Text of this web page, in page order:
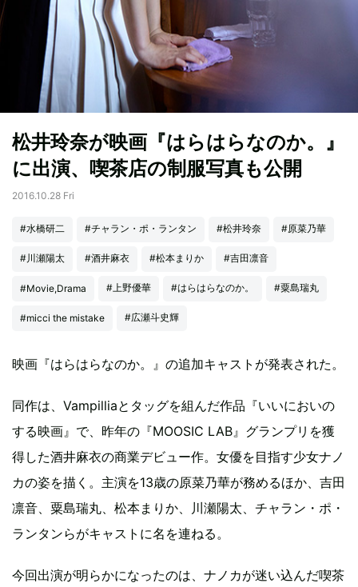
松井玲奈が映画『はらはらなのか。』
に出演、喫茶店の制服写真も公開
2016.10.28 Fri
#水橋研二 #チャラン・ポ・ランタン #松井玲奈 #原菜乃華
#川瀬陽太 #酒井麻衣 #松本まりか #吉田凛音
#Movie,Drama #上野優華 #はらはらなのか。 #粟島瑞丸
#micci the mistake #広瀬斗史輝
映画『はらはらなのか。』の追加キャストが発表された。
同作は、Vampilliaとタッグを組んだ作品『いいにおいの
する映画』で、昨年の『MOOSIC LAB』グランプリを獲
得した酒井麻衣の商業デビュー作。女優を目指す少女ナノ
カの姿を描く。主演を13歳の原菜乃華が務めるほか、吉田
凛音、粟島瑞丸、松本まりか、川瀬陽太、チャラン・ポ・
ランタンらがキャストに名を連ねる。
今回出演が明らかになったのは、ナノカが迷い込んだ喫茶